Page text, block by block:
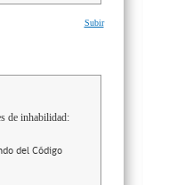
Subir
de inhabilidad:
del Código